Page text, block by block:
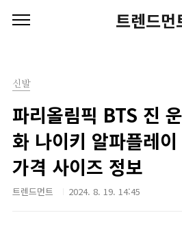
트렌드먼
신발
파리올림픽 BTS 진
화 나이키 알파플레
가격 사이즈 정보
트렌드먼트 2024. 8. 19. 14:45